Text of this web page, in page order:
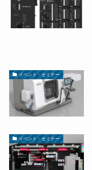
イベント・セミナー
イベント・セミナー